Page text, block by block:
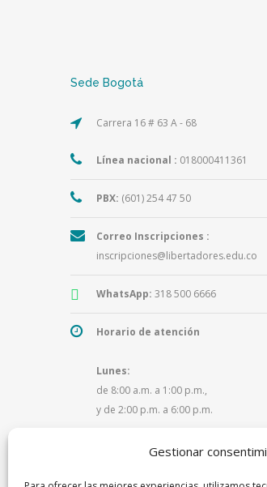
Gestionar
Sede Bogotá
Carrera 16 # 63 A - 68
Línea nacional : 018000411361
PBX: (601) 254 47 50
Correo Inscripciones :
inscripciones@libertadores.edu.co
WhatsApp: 318 500 6666
Horario de atención
Lunes:
de 8:00 a.m. a 1:00 p.m.,
y de 2:00 p.m. a 6:00 p.m.
Martes a viernes: